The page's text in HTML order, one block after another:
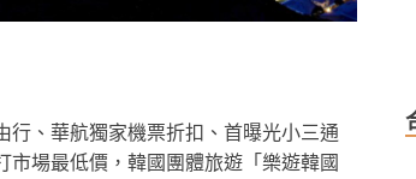
、華航獨家機票折扣、首曝光小三通
場最低價，韓國團體旅遊「樂遊韓國